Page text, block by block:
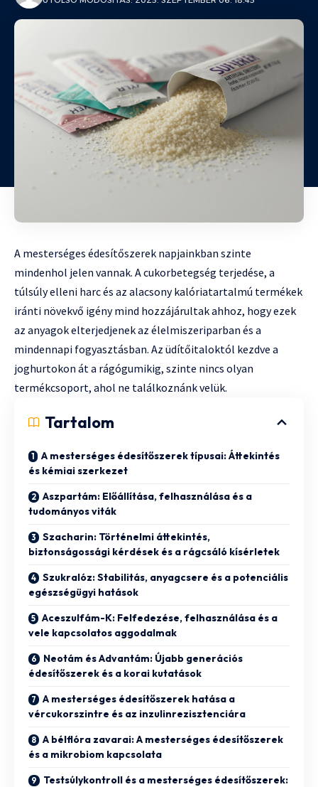
A mesterséges édesítőszerek napjainkban szinte
mindenhol jelen vannak. A cukorbetegség terjedése, a
túlsúly elleni harc és az alacsony kalóriatartalmú termékek
iránti növekvő igény mind hozzájárultak ahhoz, hogy ezek
az anyagok elterjedjenek az élelmiszeriparban és a
mindennapi fogyasztásban. Az üdítőitaloktól kezdve a
joghurtokon át a rágógumikig, szinte nincs olyan
termékcsoport, ahol ne találkoznánk velük.
Tartalom
A mesterséges édesítőszerek típusai: Áttekintés
és kémiai szerkezet
Aszpartám: Előállítása, felhasználása és a
tudományos viták
Szacharin: Történelmi áttekintés,
biztonságossági kérdések és a rágcsáló kísérletek
Szukralóz: Stabilitás, anyagcsere és a potenciális
egészségügyi hatások
Aceszulfám-K: Felfedezése, felhasználása és a
vele kapcsolatos aggodalmak
Neotám és Advantám: Újabb generációs
édesítőszerek és a korai kutatások
A mesterséges édesítőszerek hatása a
vércukorszintre és az inzulinrezisztenciára
A bélflóra zavarai: A mesterséges édesítőszerek
és a mikrobiom kapcsolata
Testsúlykontroll és a mesterséges édesítőszerek: